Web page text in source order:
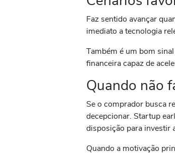
Faz sentido avançar
imediato a tecnologia
Também é um bom
financeira capaz de
Quando não
Se o comprador busca
decepcionar. Startup
disposição para investir
Quando a motivação